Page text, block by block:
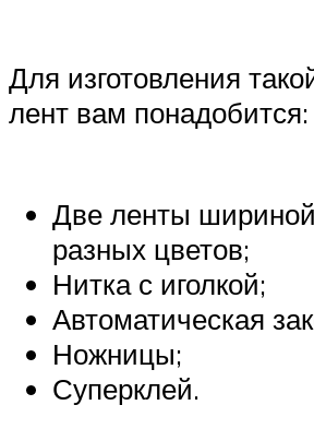
Для изготовления
лент вам понадобится:
Две ленты
разных цветов;
Нитка с иголкой;
Автоматическая
Ножницы;
Суперклей.